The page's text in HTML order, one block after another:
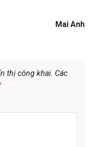
Mai Anh
thị công khai. Các